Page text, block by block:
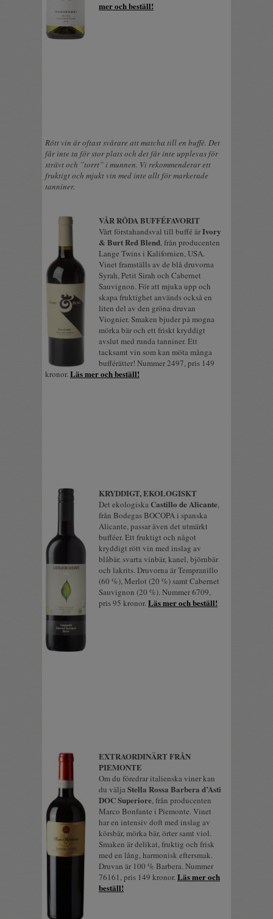
mer och beställ!
Rött vin är oftast svårare att matcha till en buffé. Det
får inte ta för stor plats och det får inte upplevas för
strävt och ”torrt” i munnen. Vi rekommenderar ett
fruktigt och mjukt vin med inte allt för markerade
tanniner.
VÅR RÖDA BUFFÉFAVORIT
Vårt förstahandsval till buffé ärIvory
& Burt Red Blend, från producenten
Lange Twins i Kalifornien, USA.
Vinet framställs av de blå druvorna
Syrah, Petit Sirah och Cabernet
Sauvignon. För att mjuka upp och
skapa fruktighet används också en
liten del av den gröna druvan
Viognier. Smaken bjuder på mogna
mörka bär och ett friskt kryddigt
avslut med runda tanniner. Ett
tacksamt vin som kan möta många
bufférätter! Nummer 2497, pris 149
kronor. Läs mer och beställ!
KRYDDIGT, EKOLOGISKT
Det ekologiskaCastillo de Alicante,
från Bodegas BOCOPA i spanska
Alicante, passar även det utmärkt
bufféer. Ett fruktigt och något
kryddigt rött vin med inslag av
blåbär, svarta vinbär, kanel, björnbär
och lakrits. Druvorna är Tempranillo
(60 %), Merlot (20 %) samt Cabernet
Sauvignon (20 %). Nummer 6709,
pris 95 kronor. Läs mer och beställ!
EXTRAORDINÄRT FRÅN
PIEMONTE
Om du föredrar italienska viner kan
du väljaStella Rossa Barbera d’Asti
DOC Superiore, från producenten
Marco Bonfante i Piemonte. Vinet
har en intensiv doft med inslag av
körsbär, mörka bär, örter samt viol.
Smaken är delikat, fruktig och frisk
med en lång, harmonisk eftersmak.
Druvan är 100 % Barbera. Nummer
76161, pris 149 kronor. Läs mer och
beställ!